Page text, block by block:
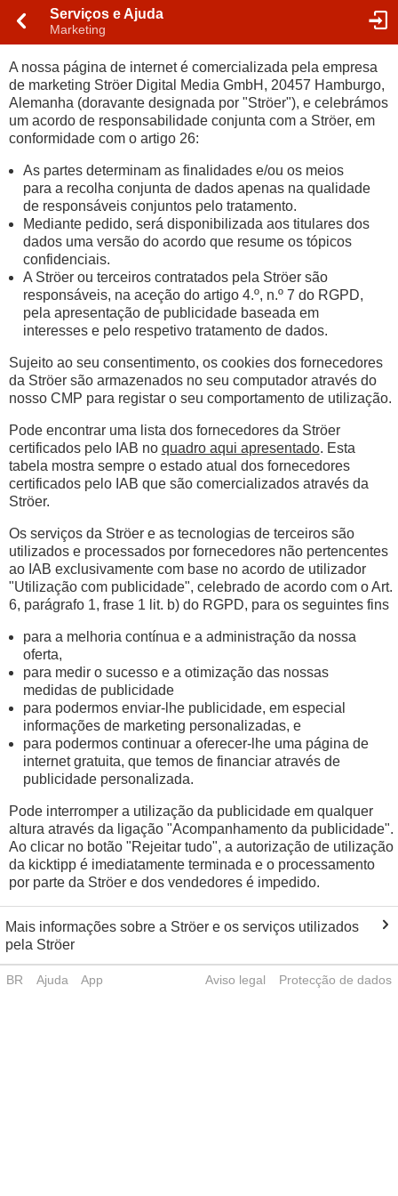
Serviços e Ajuda
Marketing
A nossa página de internet é comercializada pela empresa
de marketing Ströer Digital Media GmbH, 20457 Hamburgo,
Alemanha (doravante designada por "Ströer"), e celebrámos
um acordo de responsabilidade conjunta com a Ströer, em
conformidade com o artigo 26:
As partes determinam as finalidades e/ou os meios
para a recolha conjunta de dados apenas na qualidade
de responsáveis conjuntos pelo tratamento.
Mediante pedido, será disponibilizada aos titulares dos
dados uma versão do acordo que resume os tópicos
confidenciais.
A Ströer ou terceiros contratados pela Ströer são
responsáveis, na aceção do artigo 4.º, n.º 7 do RGPD,
pela apresentação de publicidade baseada em
interesses e pelo respetivo tratamento de dados.
Sujeito ao seu consentimento, os cookies dos fornecedores
da Ströer são armazenados no seu computador através do
nosso CMP para registar o seu comportamento de utilização.
Pode encontrar uma lista dos fornecedores da Ströer
certificados pelo IAB no quadro aqui apresentado. Esta
tabela mostra sempre o estado atual dos fornecedores
certificados pelo IAB que são comercializados através da
Ströer.
Os serviços da Ströer e as tecnologias de terceiros são
utilizados e processados por fornecedores não pertencentes
ao IAB exclusivamente com base no acordo de utilizador
"Utilização com publicidade", celebrado de acordo com o Art.
6, parágrafo 1, frase 1 lit. b) do RGPD, para os seguintes fins
para a melhoria contínua e a administração da nossa
oferta,
para medir o sucesso e a otimização das nossas
medidas de publicidade
para podermos enviar-lhe publicidade, em especial
informações de marketing personalizadas, e
para podermos continuar a oferecer-lhe uma página de
internet gratuita, que temos de financiar através de
publicidade personalizada.
Pode interromper a utilização da publicidade em qualquer
altura através da ligação "Acompanhamento da publicidade".
Ao clicar no botão "Rejeitar tudo", a autorização de utilização
da kicktipp é imediatamente terminada e o processamento
por parte da Ströer e dos vendedores é impedido.
Mais informações sobre a Ströer e os serviços utilizados
pela Ströer
BR Ajuda App Aviso legal Protecção de dados